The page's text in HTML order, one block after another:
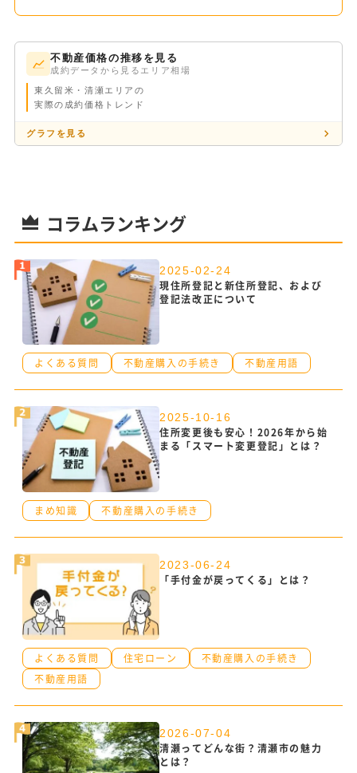
不動産価格の推移を見る
成約データから見るエリア相場
東久留米・清瀬エリアの
実際の成約価格トレンド
グラフを見る
コラムランキング
2025-02-24
現住所登記と新住所登記、および
登記法改正について
よくある質問 不動産購入の手続き 不動産用語
2025-10-16
住所変更後も安心！2026年から始
まる「スマート変更登記」とは？
まめ知識 不動産購入の手続き
2023-06-24
「手付金が戻ってくる」とは？
よくある質問 住宅ローン
不動産購入の手続き
不動産用語
2026-07-04
清瀬ってどんな街？清瀬市の魅力
とは？